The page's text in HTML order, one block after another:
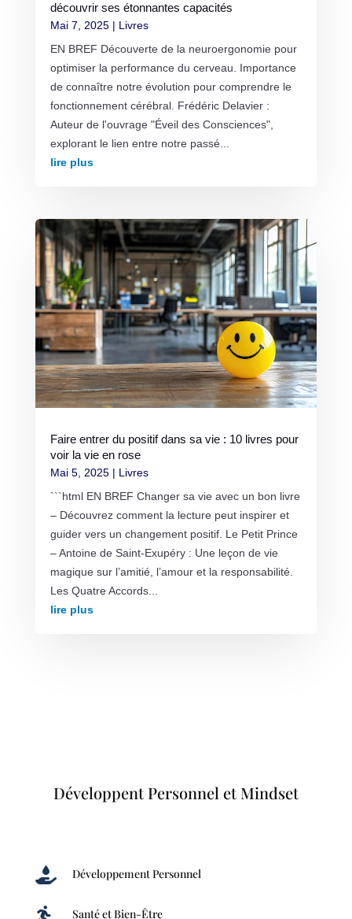
découvrir ses étonnantes capacités
Mai 7, 2025| Livres
EN BREF Découverte de la neuroergonomie pour
optimiser la performance du cerveau. Importance
de connaître notre évolution pour comprendre le
fonctionnement cérébral. Frédéric Delavier :
Auteur de l'ouvrage "Éveil des Consciences",
explorant le lien entre notre passé...
lire plus
Faire entrer du positif dans sa vie : 10 livres pour
voir la vie en rose
Mai 5, 2025| Livres
```html EN BREF Changer sa vie avec un bon livre
– Découvrez comment la lecture peut inspirer et
guider vers un changement positif. Le Petit Prince
– Antoine de Saint-Exupéry : Une leçon de vie
magique sur l’amitié, l’amour et la responsabilité.
Les Quatre Accords...
lire plus
Développent Personnel et Mindset
 Développement Personnel
 Santé et Bien-Être